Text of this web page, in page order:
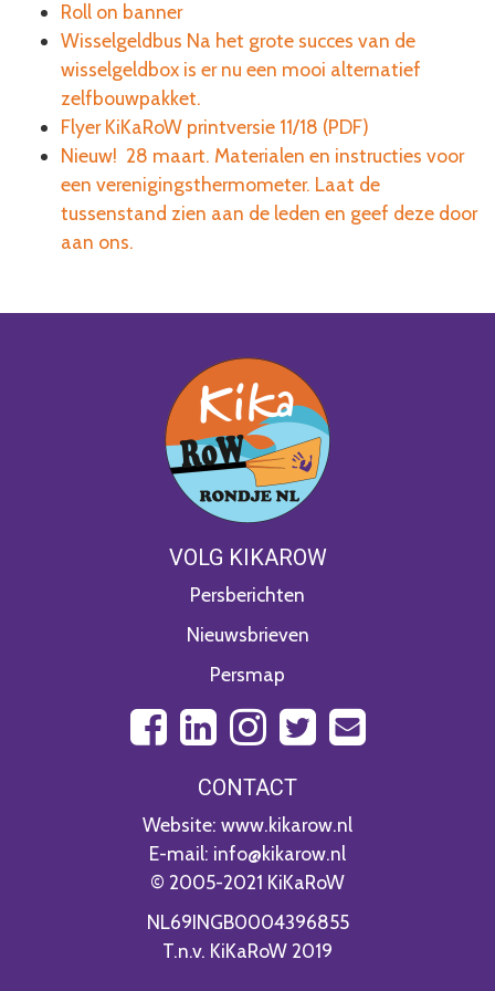
Roll on banner
Wisselgeldbus Na het grote succes van de
wisselgeldbox is er nu een mooi alternatief
zelfbouwpakket.
Flyer KiKaRoW printversie 11/18 (PDF)
Nieuw! 28 maart. Materialen en instructies voor
een verenigingsthermometer. Laat de
tussenstand zien aan de leden en geef deze door
aan ons.
VOLG KIKAROW
Persberichten
Nieuwsbrieven
Persmap
CONTACT
Website: www.kikarow.nl
E-mail: info@kikarow.nl
© 2005-2021 KiKaRoW
NL69INGB0004396855
T.n.v. KiKaRoW 2019